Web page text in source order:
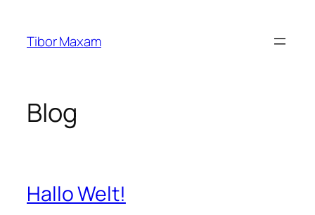
springen
Tibor Maxam
Blog
Hallo Welt!